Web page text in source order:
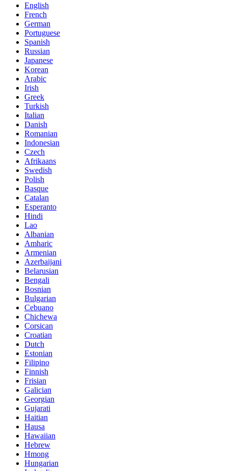
English
French
German
Portuguese
Spanish
Russian
Japanese
Korean
Arabic
Irish
Greek
Turkish
Italian
Danish
Romanian
Indonesian
Czech
Afrikaans
Swedish
Polish
Basque
Catalan
Esperanto
Hindi
Lao
Albanian
Amharic
Armenian
Azerbaijani
Belarusian
Bengali
Bosnian
Bulgarian
Cebuano
Chichewa
Corsican
Croatian
Dutch
Estonian
Filipino
Finnish
Frisian
Galician
Georgian
Gujarati
Haitian
Hausa
Hawaiian
Hebrew
Hmong
Hungarian